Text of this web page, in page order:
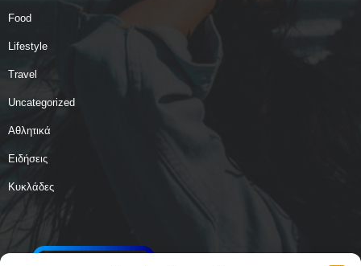
Food
Lifestyle
Travel
Uncategorized
Αθλητικά
Ειδήσεις
Κυκλάδες